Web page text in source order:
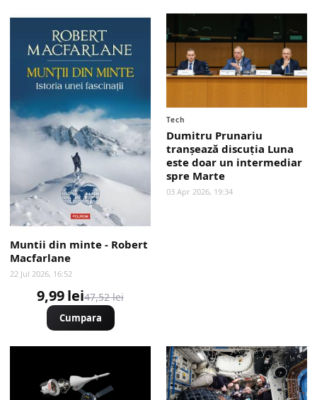
Muntii din minte - Robert
Macfarlane
22 Jul 2026, 16:52
9,99 lei47,52 lei
Cumpara
Tech
Dumitru Prunariu
tranșează discuția Luna
este doar un intermediar
spre Marte
03 Apr 2026, 19:34